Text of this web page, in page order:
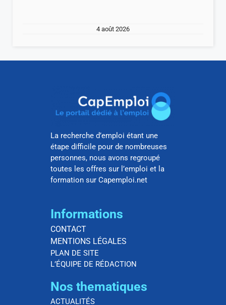
4 août 2026
La recherche d’emploi étant une
étape difficile pour de nombreuses
personnes, nous avons regroupé
toutes les offres sur l’emploi et la
formation sur Capemploi.net
Informations
CONTACT
MENTIONS LÉGALES
PLAN DE SITE
L’ÉQUIPE DE RÉDACTION
Nos thematiques
ACTUALITÉS